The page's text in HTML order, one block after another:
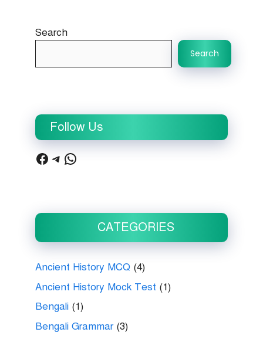
Search
Search
Follow Us
Facebook
Telegram
WhatsApp
CATEGORIES
Ancient History MCQ (4)
Ancient History Mock Test (1)
Bengali (1)
Bengali Grammar(3)